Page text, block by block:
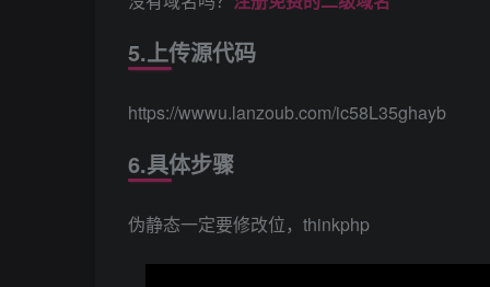
5.上传源代码
https://wwwu.lanzoub.com/ic58L35ghayb
6.具体步骤
伪静态一定要修改位，thinkphp